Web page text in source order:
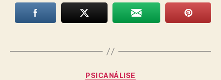
Categorias
PSICANÁLISE